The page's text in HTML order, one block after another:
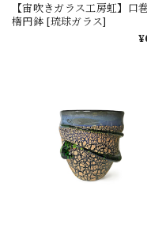
【宙吹きガラス工房虹】口
楕円鉢 [琉球ガラス]